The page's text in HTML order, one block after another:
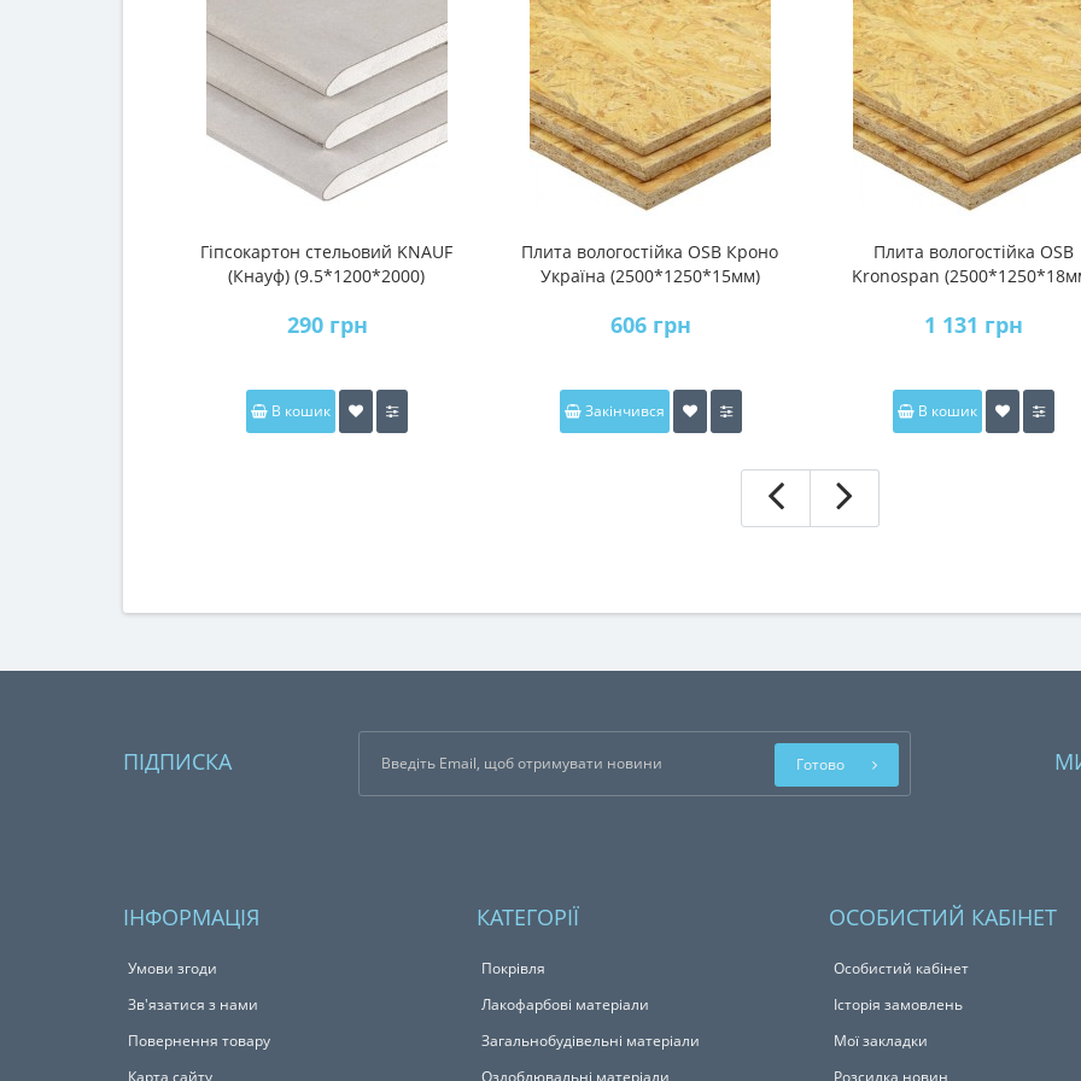
Гіпсокартон стельовий KNAUF
(Кнауф) (9.5*1200*2000)
290 грн
В кошик
Плита вологостійка OSB Кроно
Україна (2500*1250*15мм)
606 грн
Закінчився
Плита вологостійка OSB
Kronospan
1 131 грн
В кошик
ПІДПИСКА Готово
ІНФОРМАЦІЯ
Умови згоди
Зв'язатися з нами
Повернення товару
Карта сайту
КАТЕГОРІЇ
Покрівля
Лакофарбові матеріали
Загальнобудівельні матеріали
Оздоблювальні матеріали
ОСОБИСТИЙ КАБІНЕТ
Особистий кабінет
Історія замовлень
Мої закладки
Розсилка новин